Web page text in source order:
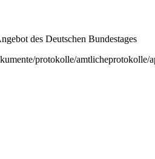
des Deutschen Bundestages
protokolle/amtlicheprotokolle/